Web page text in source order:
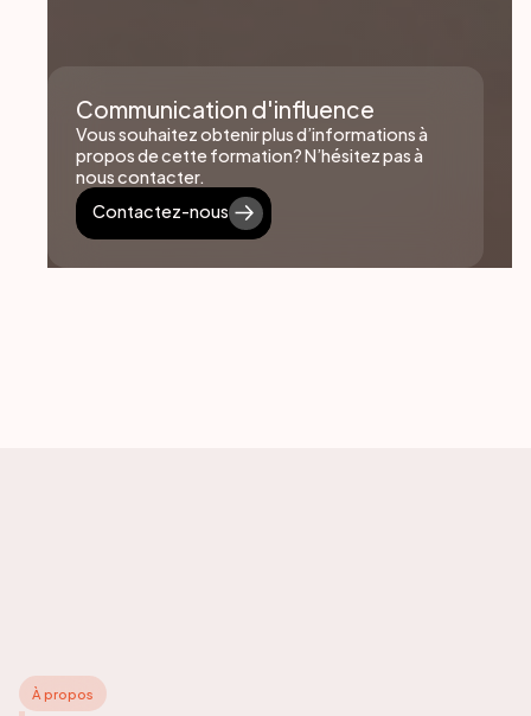
Communication d'influence
Vous souhaitez obtenir plus d’informations à
propos de cette formation? N’hésitez pas à
nous contacter.
Contactez-nous
À propos